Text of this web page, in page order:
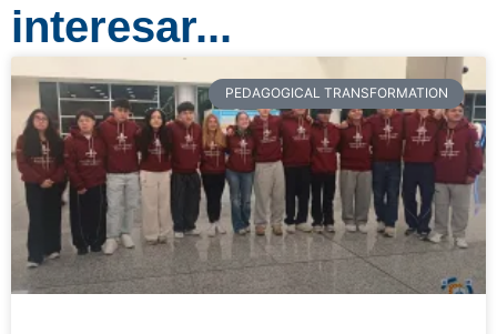
interesar...
PEDAGOGICAL TRANSFORMATION